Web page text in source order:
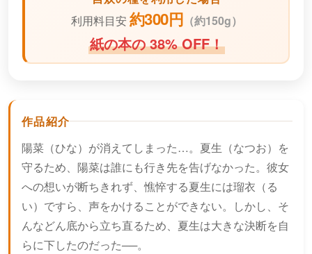
利用料目安 約300円 （約150g）
紙の本の 38% OFF！
作品紹介
陽菜（ひな）が消えてしまった…。夏生（なつお）を
守るため、陽菜は誰にも行き先を告げなかった。彼女
への想いが断ちきれず、憔悴する夏生には瑠衣（る
い）ですら、声をかけることができない。しかし、そ
んなどん底から立ち直るため、夏生は大きな決断を自
らに下したのだった──。